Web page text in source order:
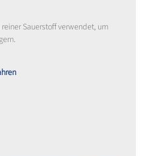
Sauerstoff verwendet, um